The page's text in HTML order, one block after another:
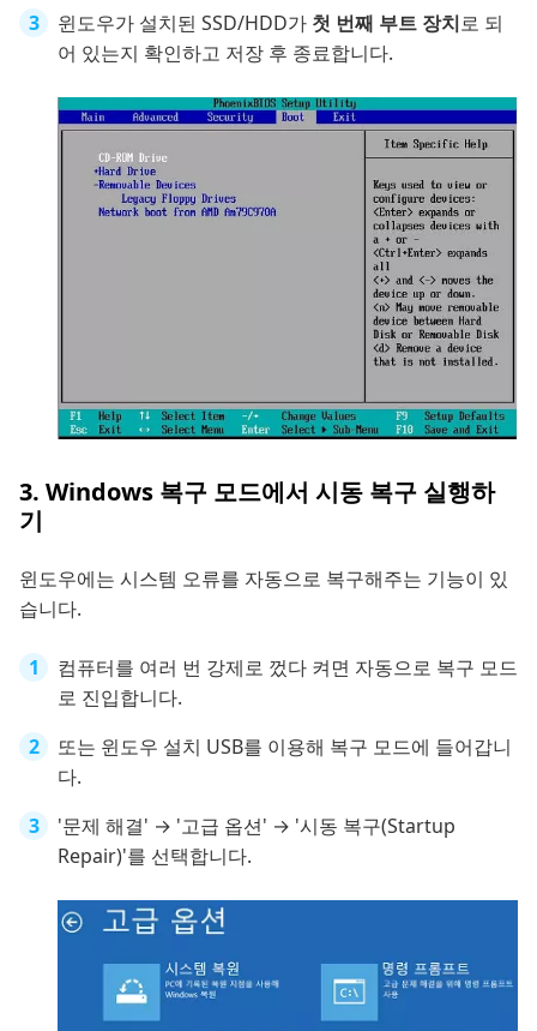
윈도우가 설치된 SSD/HDD가 첫 번째 부트 장치로 되
어 있는지 확인하고 저장 후 종료합니다.
3. Windows 복구 모드에서 시동 복구 실행하
기
윈도우에는 시스템 오류를 자동으로 복구해주는 기능이 있
습니다.
컴퓨터를 여러 번 강제로 껐다 켜면 자동으로 복구 모드
로 진입합니다.
또는 윈도우 설치 USB를 이용해 복구 모드에 들어갑니
다.
'문제 해결' → '고급 옵션' → '시동 복구(Startup
Repair)'를 선택합니다.